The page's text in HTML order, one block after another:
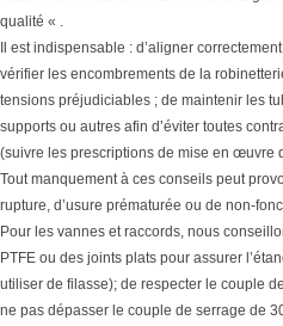
qualité « .
Il est indispensable : d’aligner
vérifier les encombrements de la
tensions préjudiciables ; de maintenir les
supports ou autres afin d’éviter toutes
(suivre les prescriptions de mise en œuvre
Tout manquement à ces conseils peut
rupture, d’usure prématurée ou de non-
Pour les vannes et raccords, nous
PTFE ou des joints plats pour assurer
utiliser de filasse); de respecter le couple
ne pas dépasser le couple de serrage de